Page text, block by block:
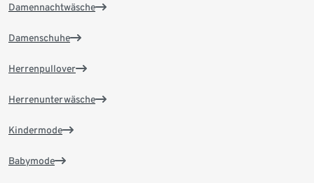
Damennachtwäsche
Damenschuhe
Herrenpullover
Herrenunterwäsche
Kindermode
Babymode